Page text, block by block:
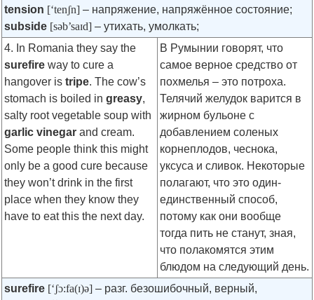
tension [‘tenʃn] – напряжение, напряжённое состояние;
subside [səb’saɪd] – утихать, умолкать;
4. In Romania they say the
surefire way to cure a
hangover is tripe. The cow’s
stomach is boiled in greasy,
salty root vegetable soup with
garlic vinegar and cream.
Some people think this might
only be a good cure because
they won’t drink in the first
place when they know they
have to eat this the next day.
В Румынии говорят, что
самое верное средство от
похмелья – это потроха.
Телячий желудок варится в
жирном бульоне с
добавлением соленых
корнеплодов, чеснока,
уксуса и сливок. Некоторые
полагают, что это один-
единственный способ,
потому как они вообще
тогда пить не станут, зная,
что полакомятся этим
блюдом на следующий день.
surefire [‘ʃɔ:fa(ɪ)ə] – разг. безошибочный, верный,